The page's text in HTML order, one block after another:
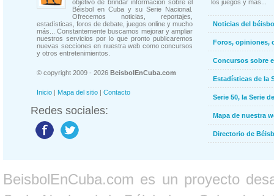
objetivo de brindar información sobre el
Béisbol en Cuba y su Serie Nacional.
Ofrecemos noticias, reportajes,
estadísticas, foros de debate, juegos online y mucho
más... Constantemente buscamos mejorar y ampliar
nuestros servicios por lo que pronto publicaremos
nuevas secciones en nuestra web como concursos
y otros entretenimientos.
© copyright 2009 - 2026 BeisbolEnCuba.com
Inicio | Mapa del sitio | Contacto
Redes sociales:
los juegos y más...
Noticias del
Foros, opiniones,
Concursos sobre
Estadísticas de la
Serie 50, la Serie
Mapa de nuestra
Directorio de
BeisbolEnCuba.com es un proyecto